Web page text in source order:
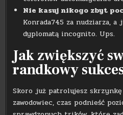
Nie kasuj nikogo zbyt
Konrada745 za nudziarza, a
dyplomatą incognito. Ups.
Jak zwiększyć
randkowy
Skoro już patrolujesz
zawodowiec, czas podnieść